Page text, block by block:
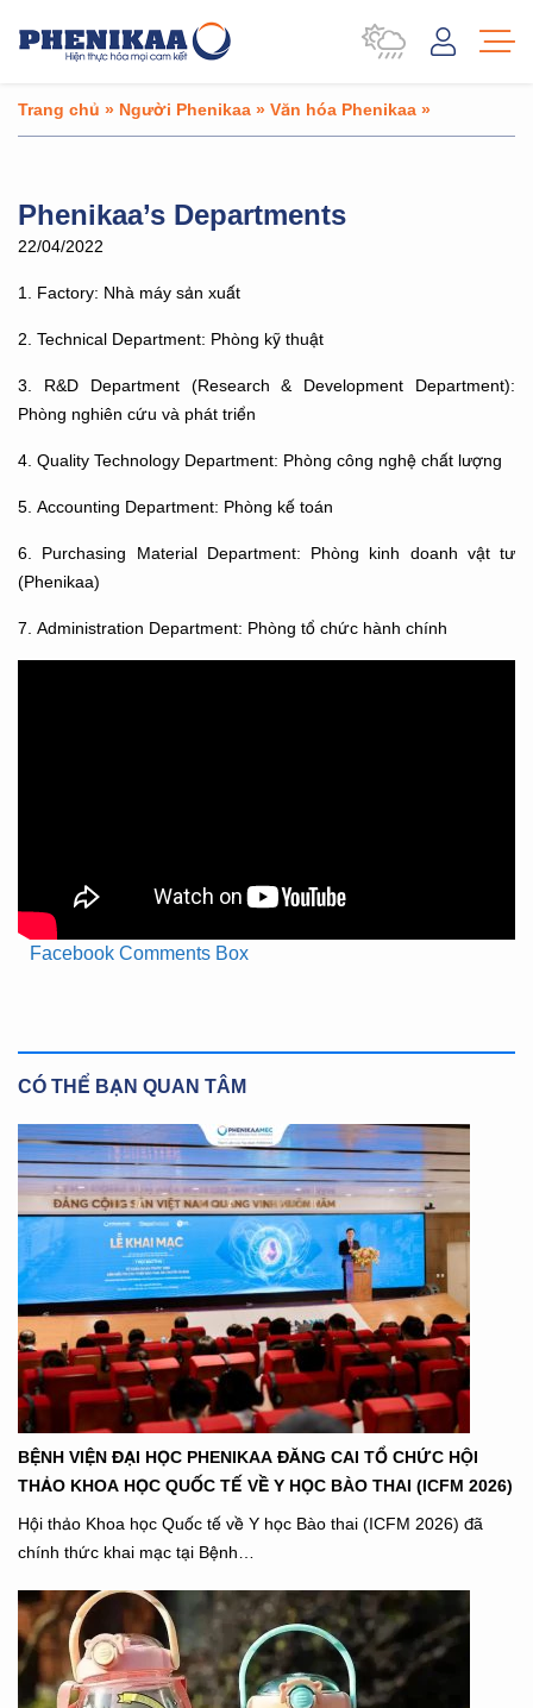
Trang chủ » Người Phenikaa » Văn hóa Phenikaa »
Phenikaa’s Departments
22/04/2022
1. Factory: Nhà máy sản xuất
2. Technical Department: Phòng kỹ thuật
3. R&D Department (Research & Development Department):
Phòng nghiên cứu và phát triển
4. Quality Technology Department: Phòng công nghệ chất lượng
5. Accounting Department: Phòng kế toán
6. Purchasing Material Department: Phòng kinh doanh vật tư
(Phenikaa)
7. Administration Department: Phòng tổ chức hành chính
Facebook Comments Box
CÓ THỂ BẠN QUAN TÂM
BỆNH VIỆN ĐẠI HỌC PHENIKAA ĐĂNG CAI TỔ CHỨC HỘI
THẢO KHOA HỌC QUỐC TẾ VỀ Y HỌC BÀO THAI (ICFM 2026)
Hội thảo Khoa học Quốc tế về Y học Bào thai (ICFM 2026) đã
chính thức khai mạc tại Bệnh…